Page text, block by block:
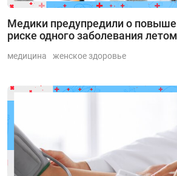
Медики предупредили о
риске одного заболевания летом
медицина женское здоровье